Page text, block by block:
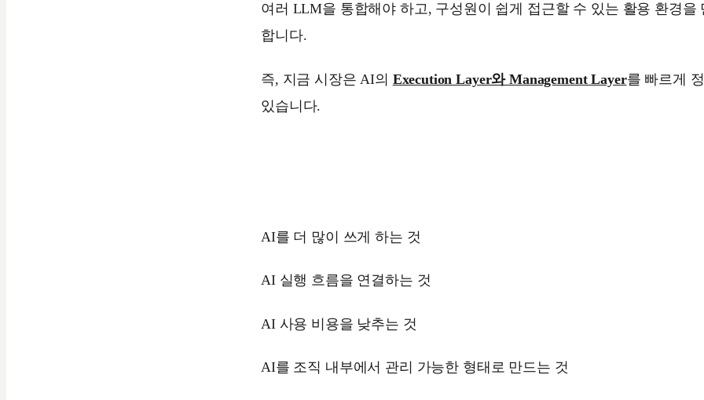
여러 LLM을 통합해야 하고, 구성원이 쉽게 접근할 수 있는 활용 환경을
합니다.
즉, 지금 시장은 AI의 Execution Layer와 Management Layer를 빠르게
있습니다.
AI를 더 많이 쓰게 하는 것
AI 실행 흐름을 연결하는 것
AI 사용 비용을 낮추는 것
AI를 조직 내부에서 관리 가능한 형태로 만드는 것